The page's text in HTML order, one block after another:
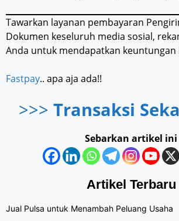
Tawarkan layanan pembayaran
Dokumen keseluruh media sosial,
Anda untuk mendapatkan keuntungan
Fastpay.. apa aja ada!!
>>> Transaksi
Sebarkan artikel ini
Artikel Terbaru
Jual Pulsa untuk Menambah Peluang Usaha